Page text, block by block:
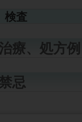
検査
療、処方例
忌